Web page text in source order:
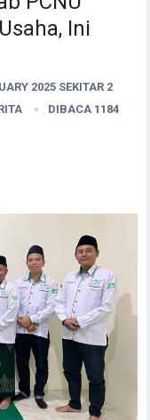
Ini
2025 SEKITAR 2
DIBACA 1184